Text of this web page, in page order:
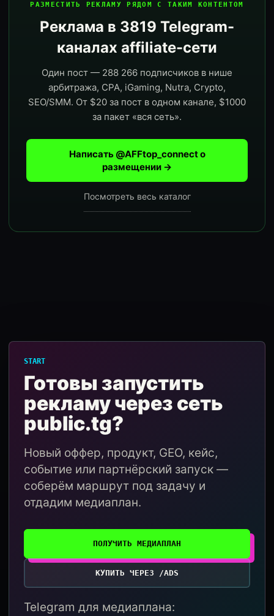
РАЗМЕСТИТЬ РЕКЛАМУ РЯДОМ С ТАКИМ КОНТЕНТОМ
Реклама в 3819 Telegram-
каналах affiliate-сети
Один пост — 288 266 подписчиков в нише
арбитража, CPA, iGaming, Nutra, Crypto,
SEO/SMM. От $20 за пост в одном канале, $1000
за пакет «вся сеть».
Написать @AFFtop_connect о
размещении →
Посмотреть весь каталог
START
Готовы запустить
рекламу через сеть
public.tg?
Новый оффер, продукт, GEO, кейс,
событие или партнёрский запуск —
соберём маршрут под задачу и
отдадим медиаплан.
ПОЛУЧИТЬ МЕДИАПЛАН
КУПИТЬ ЧЕРЕЗ /ADS
Telegram для медиаплана: